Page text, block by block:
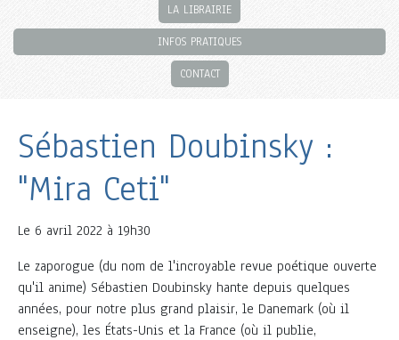
LA LIBRAIRIE
INFOS PRATIQUES
CONTACT
Sébastien Doubinsky :
"Mira Ceti"
Le 6 avril 2022 à 19h30
Le zaporogue (du nom de l'incroyable revue poétique ouverte
qu'il anime) Sébastien Doubinsky hante depuis quelques
années, pour notre plus grand plaisir, le Danemark (où il
enseigne), les États-Unis et la France (où il publie,